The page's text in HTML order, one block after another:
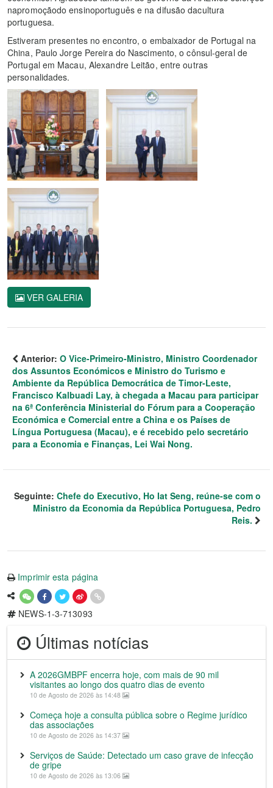
napromoçãodo ensinoportuguês e na difusão dacultura
portuguesa.
Estiveram presentes no encontro, o embaixador de Portugal na
China, Paulo Jorge Pereira do Nascimento, o cônsul-geral de
Portugal em Macau, Alexandre Leitão, entre outras
personalidades.
VER GALERIA
Anterior: O Vice-Primeiro-Ministro, Ministro Coordenador
dos Assuntos Económicos e Ministro do Turismo e
Ambiente da República Democrática de Timor-Leste,
Francisco Kalbuadi Lay, à chegada a Macau para participar
na 6ª Conferência Ministerial do Fórum para a Cooperação
Económica e Comercial entre a China e os Países de
Língua Portuguesa (Macau), e é recebido pelo secretário
para a Economia e Finanças, Lei Wai Nong.
Seguinte: Chefe do Executivo, Ho Iat Seng, reúne-se com o
Ministro da Economia da República Portuguesa, Pedro
Reis.
Imprimir esta página
NEWS-1-3-713093
Últimas notícias
A 2026GMBPF encerra hoje, com mais de 90 mil
visitantes ao longo dos quatro dias de evento
10 de Agosto de 2026 às 14:48
Começa hoje a consulta pública sobre o Regime jurídico
das associações
10 de Agosto de 2026 às 14:37
Serviços de Saúde: Detectado um caso grave de infecção
de gripe
10 de Agosto de 2026 às 13:06